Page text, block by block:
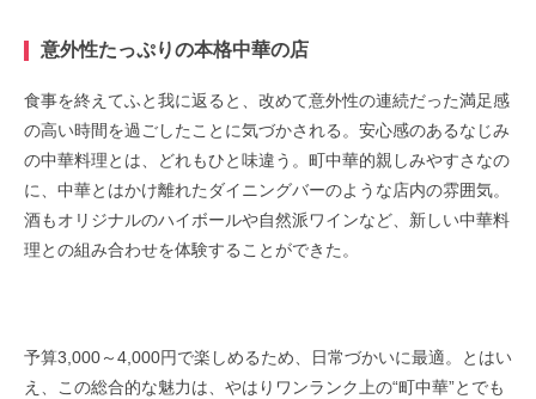
意外性たっぷりの本格中華の店
食事を終えてふと我に返ると、改めて意外性の連続だった満足感
の高い時間を過ごしたことに気づかされる。安心感のあるなじみ
の中華料理とは、どれもひと味違う。町中華的親しみやすさなの
に、中華とはかけ離れたダイニングバーのような店内の雰囲気。
酒もオリジナルのハイボールや自然派ワインなど、新しい中華料
理との組み合わせを体験することができた。
予算3,000～4,000円で楽しめるため、日常づかいに最適。とはい
え、この総合的な魅力は、やはりワンランク上の“町中華”とでも